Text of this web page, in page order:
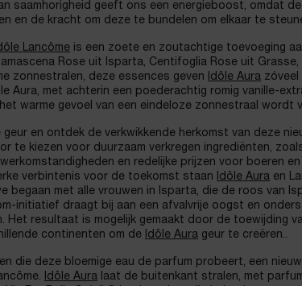
saamhorigheid geeft ons een energieboost, omdat
en de kracht om deze te bundelen om elkaar te
Lancôme is een zoete en zoutachtige toevoeging
Rose uit Isparta, Centifoglia Rose uit
zonnestralen, deze essences geven
Idôle Aura zóveel
Aura, met achterin een poederachtig romig vanille-
het warme gevoel van een eindeloze zonnestraal wordt
geur en ontdek de verkwikkende herkomst van deze
te kiezen voor duurzaam verkregen ingrediënten,
en redelijke prijzen voor boeren
verbintenis voor de toekomst staan
Idôle Aura en
begaan met alle vrouwen in Isparta, die de roos van
initiatief draagt bij aan een afvalvrije oogst en
Het resultaat is mogelijk gemaakt door de toewijding
continenten om de
Idôle Aura geur te creëren..
die deze bloemige eau de parfum probeert, een
Idôle Aura laat de buitenkant stralen, met